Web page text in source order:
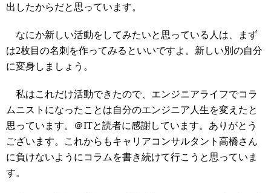
出したからだと思っています。
なにか新しい活動をしてみたいと思っている人は、まず
は2枚目の名刺を作ってみるといいですよ。新しい別の自分
に変身しましょう。
私はこれだけ活動できたので、エンジニアライフでコラ
ムニストになったことは自分のエンジニア人生を変えたと
思っています。＠ITと読者に感謝しています。ありがとう
ございます。これからもキャリアコンサルタント高橋さん
に負けないようにコラムを書き続けて行こうと思っていま
す。